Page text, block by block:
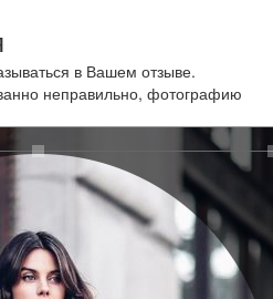
в Вашем отзыве.
неправильно, фотографию